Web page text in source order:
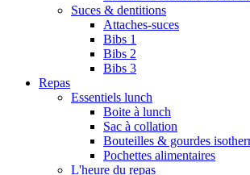
Suces & dentitions
Attaches-suces
Bibs 1
Bibs 2
Bibs 3
Repas
Essentiels lunch
Boite à lunch
Sac à collation
Bouteilles & gourdes
Pochettes alimentaires
L'heure du repas